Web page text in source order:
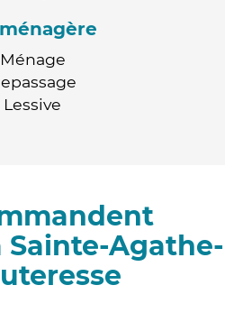
Ménage
Lessive
Sainte-Agathe-